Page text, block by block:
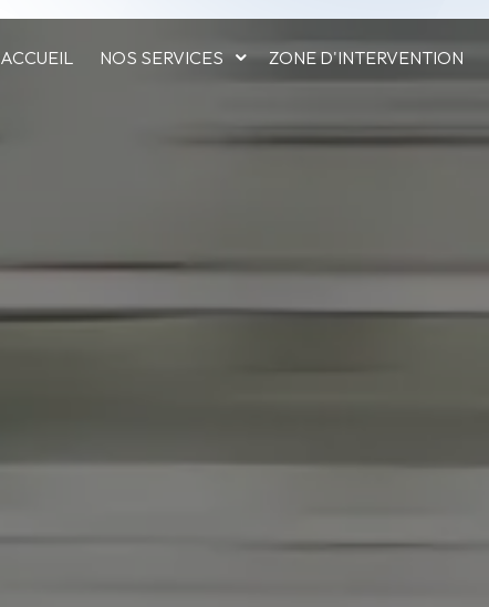
ACCUEIL NOS SERVICES ZONE D'INTERVENTION